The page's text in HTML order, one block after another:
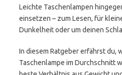
Leichte Taschenlampen
einsetzen – zum Lesen, für
Dunkelheit oder um deinen
In diesem Ratgeber erfährst du,
Taschenlampe im Durchschnitt